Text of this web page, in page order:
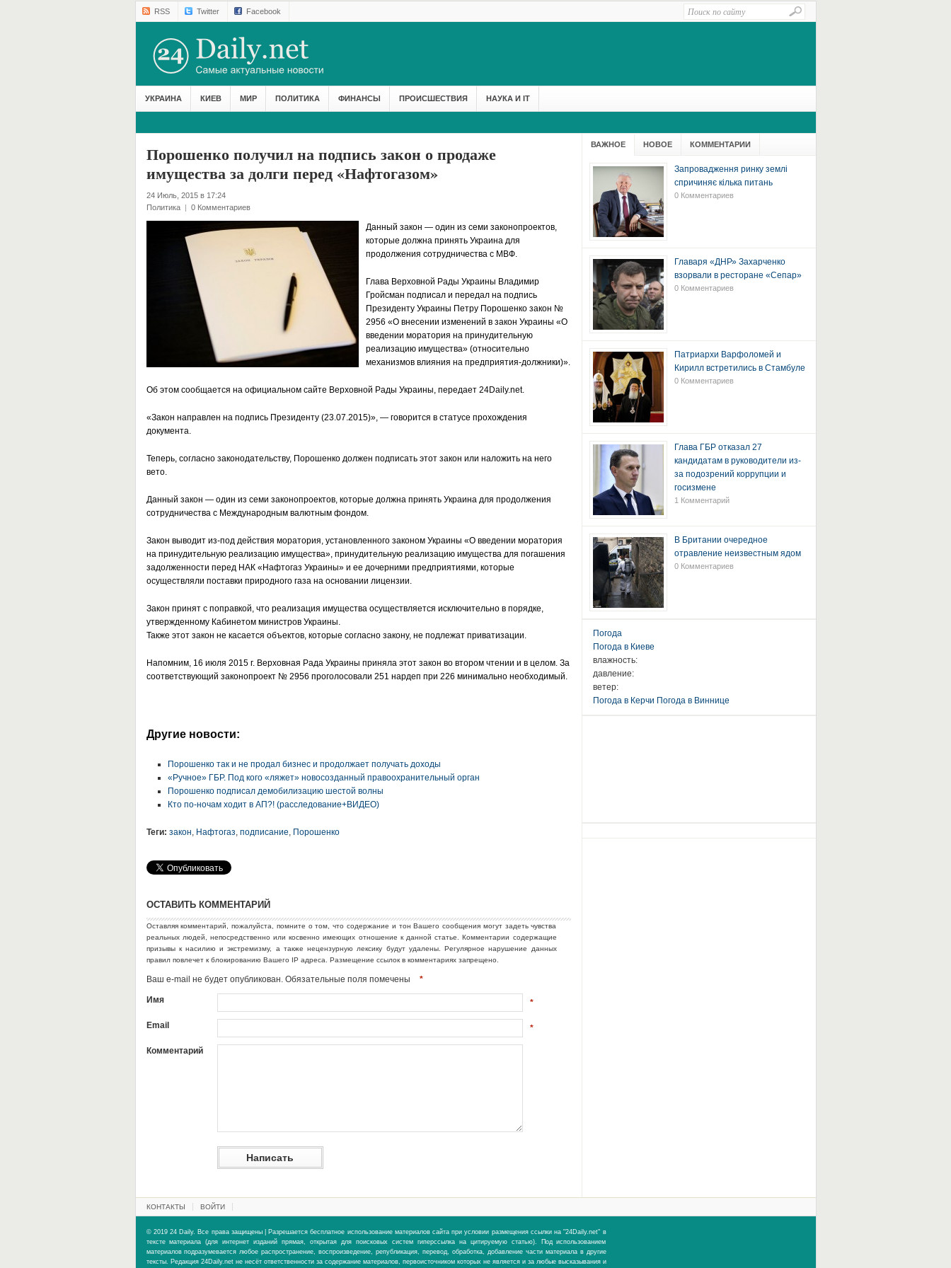
RSS Twitter Facebook
УКРАИНА КИЕВ МИР ПОЛИТИКА ФИНАНСЫ ПРОИСШЕСТВИЯ НАУКА И IT
Порошенко получил на подпись закон о продаже
имущества за долги перед «Нафтогазом»
24 Июль, 2015 в 17:24
Политика
| 0 Комментариев
Данный закон — один из семи законопроектов,
которые должна принять Украина для
продолжения сотрудничества с МВФ.
Глава Верховной Рады Украины Владимир
Гройсман подписал и передал на подпись
Президенту Украины Петру Порошенко закон №
2956 «О внесении изменений в закон Украины «О
введении моратория на принудительную
реализацию имущества» (относительно
механизмов влияния на предприятия-должники)».
Об этом сообщается на официальном сайте Верховной Рады Украины,передает 24Daily.net.
«Закон направлен на подпись Президенту (23.07.2015)», — говорится в статусе прохождения
документа.
Теперь, согласно законодательству, Порошенко должен подписать этот закон или наложить на него
вето.
Данный закон — один из семи законопроектов, которые должна принять Украина для продолжения
сотрудничества с Международным валютным фондом.
Закон выводит из-под действия моратория, установленного законом Украины «О введении моратория
на принудительную реализацию имущества», принудительную реализацию имущества для погашения
задолженности перед НАК «Нафтогаз Украины» и ее дочерними предприятиями, которые
осуществляли поставки природного газа на основании лицензии.
Закон принят с поправкой, что реализация имущества осуществляется исключительно в порядке,
утвержденному Кабинетом министров Украины.
Также этот закон не касается объектов, которые согласно закону, не подлежат приватизации.
Напомним, 16 июля 2015 г. Верховная Рада Украины приняла этот закон во втором чтении и в целом. За
соответствующий законопроект № 2956 проголосовали 251 нардеп при 226 минимально необходимый.
Другие новости:
Порошенко так и не продал бизнес и продолжает получать доходы
«Ручное» ГБР. Под кого «ляжет» новосозданный правоохранительный орган
Порошенко подписал демобилизацию шестой волны
Кто по-ночам ходит в АП?! (расследование+ВИДЕО)
Теги: закон, Нафтогаз, подписание, Порошенко
ОСТАВИТЬ КОММЕНТАРИЙ
Оставляя комментарий, пожалуйста, помните о том, что содержание и тон Вашего сообщения могут задеть чувства
реальных людей, непосредственно или косвенно имеющих отношение к данной статье. Комментарии содержащие
призывы к насилию и экстремизму, а также нецензурную лексику будут удалены. Регулярное нарушение данных
правил повлечет к блокированию Вашего IP адреса. Размещение ссылок в комментариях запрещено.
Ваш e-mail не будет опубликован. Обязательные поля помечены *
Имя *
Email *
Комментарий
ВАЖНОЕ НОВОЕ КОММЕНТАРИИ
Запровадження ринку землі
спричиняє кілька питань
0 Комментариев
Главаря «ДНР» Захарченко
взорвали в ресторане «Сепар»
0 Комментариев
Патриархи Варфоломей и
Кирилл встретились в Стамбуле
0 Комментариев
Глава ГБР отказал 27
кандидатам в руководители из-
за подозрений коррупции и
госизмене
1 Комментарий
В Британии очередное
отравление неизвестным ядом
0 Комментариев
Погода
Погода в Киеве
влажность:
давление:
ветер:
Погода в Керчи Погода в Виннице
КОНТАКТЫ ВОЙТИ
© 2019 24 Daily. Все права защищены | Разрешается бесплатное использование материалов сайта при условии размещения ссылки на "24Daily.net" в
тексте материала (для интернет изданий прямая, открытая для поисковых систем гиперссылка на цитируемую статью). Под использованием
материалов подразумевается любое распространение, воспроизведение, републикация, перевод, обработка, добавление части материала в другие
тексты. Редакция 24Daily.net не несёт ответственности за содержание материалов, первоисточником которых не является и за любые высказывания и